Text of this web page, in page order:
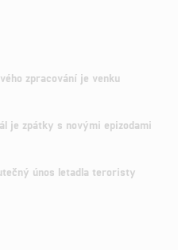
zpracování je venku
je zpátky s novými epizodami
únos letadla teroristy